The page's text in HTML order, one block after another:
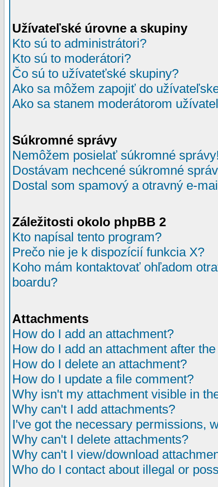
Užívateľské úrovne a skupiny
Kto sú to administrátori?
Kto sú to moderátori?
Čo sú to užívateťské skupiny?
Ako sa môžem zapojiť do
Ako sa stanem moderátorom
Súkromné správy
Nemôžem posielať súkromné
Dostávam nechcené súkromné
Dostal som spamový a otravný e-
Záležitosti okolo phpBB 2
Kto napísal tento program?
Prečo nie je k dispozícií funkcia X?
Koho mám kontaktovať ohľadom
boardu?
Attachments
How do I add an attachment?
How do I add an attachment after
How do I delete an attachment?
How do I update a file comment?
Why isn't my attachment visible in
Why can't I add attachments?
I've got the necessary permissions,
Why can't I delete attachments?
Why can't I view/download
Who do I contact about illegal or